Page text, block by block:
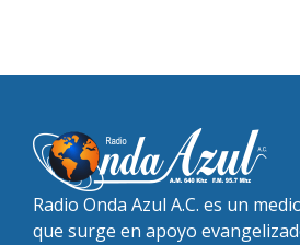
Radio Onda Azul A.C. es un
que surge en apoyo